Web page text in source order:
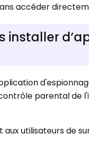
accéder
installer
parental de
utilisateurs de